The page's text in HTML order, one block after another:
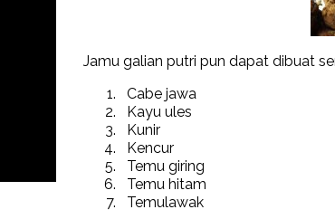
Jamu galian putri pun dapat dibuat
Cabe jawa
Kayu ules
Kunir
Kencur
Temu giring
Temu hitam
Temulawak